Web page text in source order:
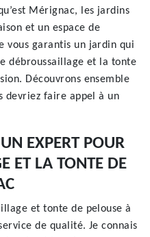
Mérignac, les jardins
et un espace de
vous garantis un jardin qui
débroussaillage et la tonte
Découvrons ensemble
devriez faire appel à un
EXPERT POUR
ET LA TONTE DE
et tonte de pelouse à
de qualité. Je connais